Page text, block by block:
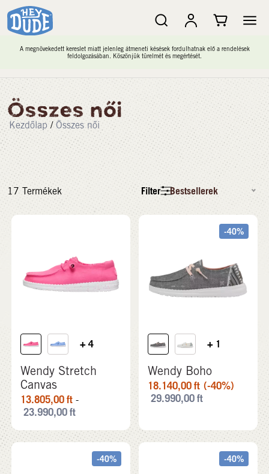
A megnövekedett kereslet miatt jelenleg átmeneti késések fordulhatnak elő a rendelések
feldolgozásában. Köszönjük türelmét és megértését.
Összes női
Kezdőlap / Összes női
17 Termékek Filter Bestsellerek
+ 4
Wendy Stretch
Canvas
13.805,00ft -
23.990,00ft
-40%
+ 1
Wendy Boho
18.140,00ft (-40%)
29.990,00ft
-40% -40%